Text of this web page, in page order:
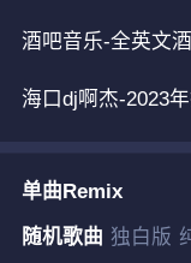
单曲Remix
随机歌曲 独白版